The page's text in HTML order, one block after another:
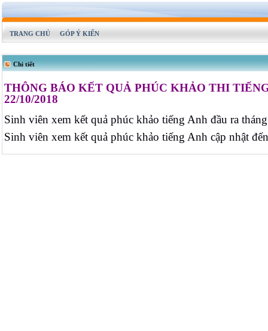
TRANG CHỦ GÓP Ý KIẾN
Chi tiết
THÔNG BÁO KẾT QUẢ PHÚC KHẢO THI
22/10/2018
Sinh viên xem kết quả phúc khảo tiếng Anh đầu ra
Sinh viên xem kết quả phúc khảo tiếng Anh cập nhật